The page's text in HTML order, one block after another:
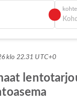
klo 22.31 UTC+0